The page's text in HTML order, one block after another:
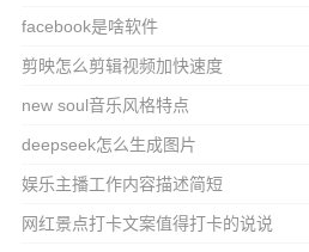
facebook是啥软件
剪映怎么剪辑视频加快速度
new soul音乐风格特点
deepseek怎么生成图片
娱乐主播工作内容描述简短
网红景点打卡文案值得打卡的说说